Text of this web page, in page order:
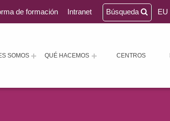
SOMOS QUÉ HACEMOS CENTROS
de formación Intranet Búsqueda EU